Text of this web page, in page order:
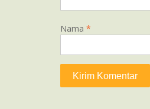
Nama *